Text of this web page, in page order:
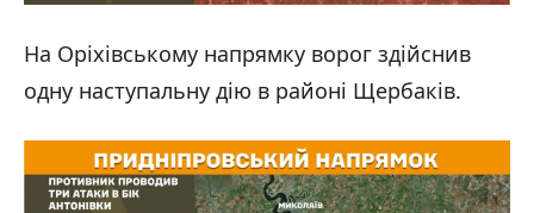
На Оріхівському напрямку ворог здійснив
одну наступальну дію в районі Щербаків.